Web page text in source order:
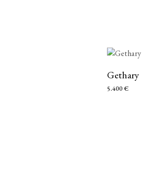
Gethary
5.400€